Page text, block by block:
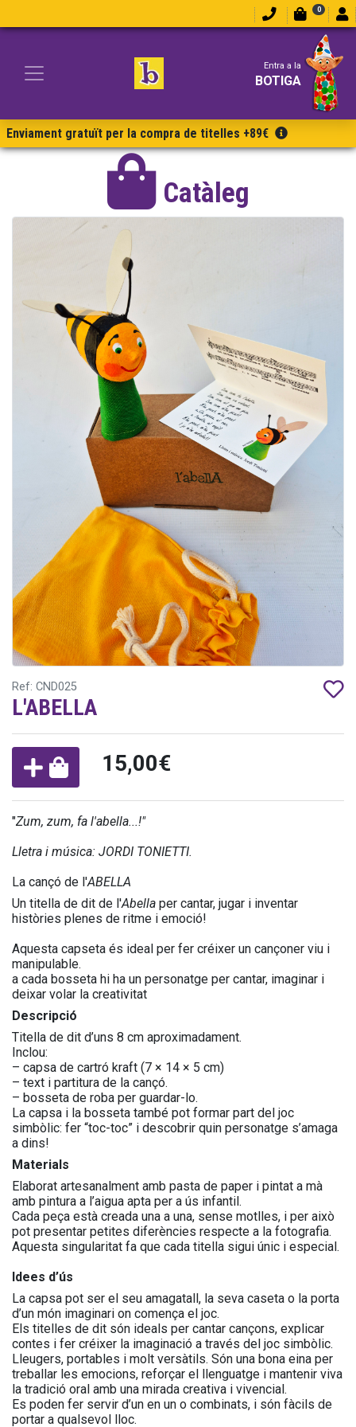
0
Entra a la
BOTIGA
Enviament gratuït per la compra de titelles +89€
Catàleg
Ref: CND025
L'ABELLA
15,00€
"Zum, zum, fa l'abella...!"
Lletra i música: JORDI TONIETTI.
La cançó de l'ABELLA
Un titella de dit de l'Abella per cantar, jugar i inventar
històries plenes de ritme i emoció!
Aquesta capseta és ideal per fer créixer un cançoner viu i
manipulable.
a cada bosseta hi ha un personatge per cantar, imaginar i
deixar volar la creativitat
Descripció
Titella de dit d’uns 8 cm aproximadament.
Inclou:
– capsa de cartró kraft (7 × 14 × 5 cm)
– text i partitura de la cançó.
– bosseta de roba per guardar-lo.
La capsa i la bosseta també pot formar part del joc
simbòlic: fer “toc-toc” i descobrir quin personatge s’amaga
a dins!
Materials
Elaborat artesanalment amb pasta de paper i pintat a mà
amb pintura a l’aigua apta per a ús infantil.
Cada peça està creada una a una, sense motlles, i per això
pot presentar petites diferències respecte a la fotografia.
Aquesta singularitat fa que cada titella sigui únic i especial.
Idees d’ús
La capsa pot ser el seu amagatall, la seva caseta o la porta
d’un món imaginari on comença el joc.
Els titelles de dit són ideals per cantar cançons, explicar
contes i fer créixer la imaginació a través del joc simbòlic.
Lleugers, portables i molt versàtils. Són una bona eina per
treballar les emocions, reforçar el llenguatge i mantenir viva
la tradició oral amb una mirada creativa i vivencial.
Es poden fer servir d’un en un o combinats, i són fàcils de
portar a qualsevol lloc.